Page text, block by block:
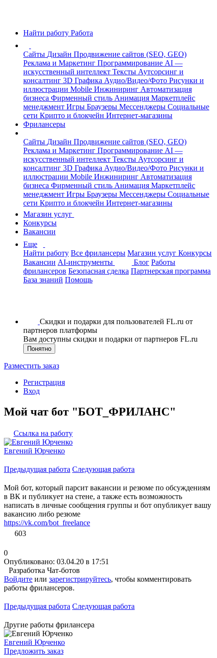
Найти работу Работа
Сайты Дизайн Продвижение сайтов (SEO, GEO)
Реклама и Маркетинг Программирование AI —
искусственный интеллект Тексты Аутсорсинг и
консалтинг 3D Графика Аудио/Видео/Фото Рисунки и
иллюстрации Mobile Инжиниринг Автоматизация
бизнеса Фирменный стиль Анимация Маркетплейс
менеджмент Игры Браузеры Мессенджеры Социальные
сети Крипто и блокчейн Интернет-магазины
Фрилансеры
Сайты Дизайн Продвижение сайтов (SEO, GEO)
Реклама и Маркетинг Программирование AI —
искусственный интеллект Тексты Аутсорсинг и
консалтинг 3D Графика Аудио/Видео/Фото Рисунки и
иллюстрации Mobile Инжиниринг Автоматизация
бизнеса Фирменный стиль Анимация Маркетплейс
менеджмент Игры Браузеры Мессенджеры Социальные
сети Крипто и блокчейн Интернет-магазины
Магазин услуг
Конкурсы
Вакансии
Еще
Найти работу Все фрилансеры Магазин услуг Конкурсы
Вакансии AI-инструменты Блог Работы
фрилансеров Безопасная сделка Партнерская программа
База знаний Помощь
Скидки и подарки для пользователей FL.ru от
партнеров платформы
Вам доступны скидки и подарки от партнеров FL.ru
Понятно
Разместить заказ
Регистрация
Вход
Мой чат бот "БОТ_ФРИЛАНС"
Ссылка на работу
Евгений Юрченко
Предыдущая работа Следующая работа
Мой бот, который парсит вакансии и резюме по обсуждениям
в ВК и публикует на стене, а также есть возможность
написать в личные сообщения группы и бот опубликует вашу
вакансию либо резюме
https://vk.com/bot_freelance
603
0
Опубликовано: 03.04.20 в 17:51
Разработка Чат-ботов
Войдите или зарегистрируйтесь, чтобы комментировать
работы фрилансеров.
Предыдущая работа Следующая работа
Другие работы фрилансера
Евгений Юрченко
Предложить заказ